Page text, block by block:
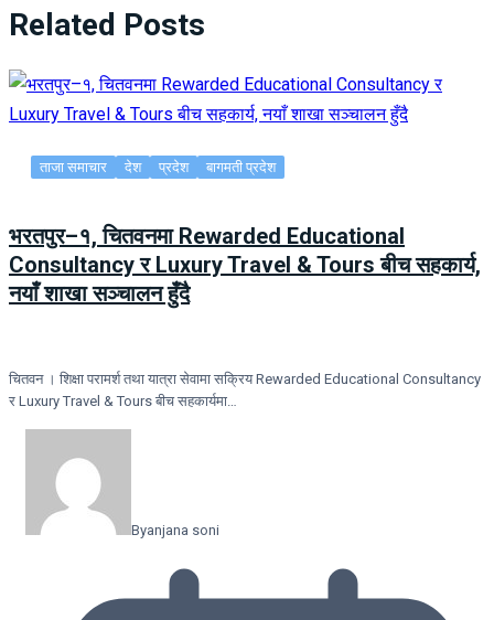
Related Posts
ताजा समाचार देश प्रदेश बागमती प्रदेश
भरतपुर–१, चितवनमा Rewarded Educational
Consultancy र Luxury Travel & Tours बीच सहकार्य,
नयाँ शाखा सञ्चालन हुँदै
चितवन । शिक्षा परामर्श तथा यात्रा सेवामा सक्रिय Rewarded Educational Consultancy
र Luxury Travel & Tours बीच सहकार्यमा…
Byanjana soni